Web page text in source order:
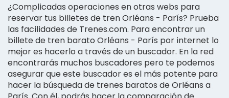
¿Complicadas operaciones en otras webs para
reservar tus billetes de tren Orléans - París? Prueba
las facilidades de Trenes.com. Para encontrar un
billete de tren barato Orléans - París por internet lo
mejor es hacerlo a través de un buscador. En la red
encontrarás muchos buscadores pero te podemos
asegurar que este buscador es el más potente para
hacer la búsqueda de trenes baratos de Orléans a